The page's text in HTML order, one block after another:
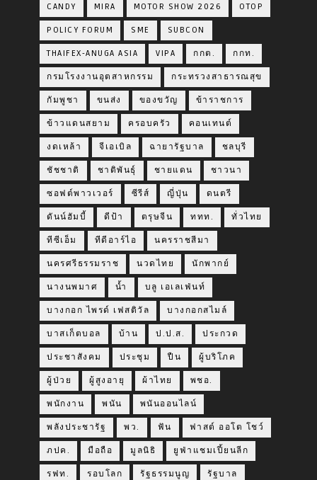
CANDY MIRA MOTOR SHOW 2026 OTOP
POLICY FORUM SME SUBCON
THAIFEX-ANUGA ASIA VIPA กกต. กกท.
กรมโรงงานอุตสาหกรรม กระทรวงสาธารณสุข
กัมพูชา ขนส่ง ของขวัญ ข้าราชการ
ข้าวแดนสยาม ครอบครัว คอนเทนต์
งดเหล้า จีเอเบิล ฉายารัฐบาล ชลบุรี
ชัชชาติ ชาติพันธุ์ ชายแดน ชาวนา
ซอฟต์พาวเวอร์ ซีรีส์ ญี่ปุ่น ดนตรี
ดันน์ฮัมบี้ ดีป้า ตรุษจีน ททท. ทั่วไทย
ทีซีเอ็ม ทีดีอาร์ไอ นครราชสีมา
นครศรีธรรมราช นวดไทย นักพากย์
นางนพมาศ น้ำ บลู เอเลเฟ่นท์
บางกอก ไพรด์ เฟสติวัล บางกอกสไมล์
บาสเก็ตบอล บ้าน ป.ป.ส. ประกวด
ประชาสังคม ประชุม ปืน ผู้บริโภค
ผู้ป่วย ผู้สูงอายุ ผ้าไทย พชอ.
พนักงาน พนัน พนันออนไลน์
พลังประชารัฐ พว. ฟัน ฟาสต์ ออโต โชว์
ภปค. มือถือ มูลนิธิ ยูฟ่าแชมเปี้ยนลีก
รฟท. รอบโลก รัฐธรรมนูญ รัฐบาล